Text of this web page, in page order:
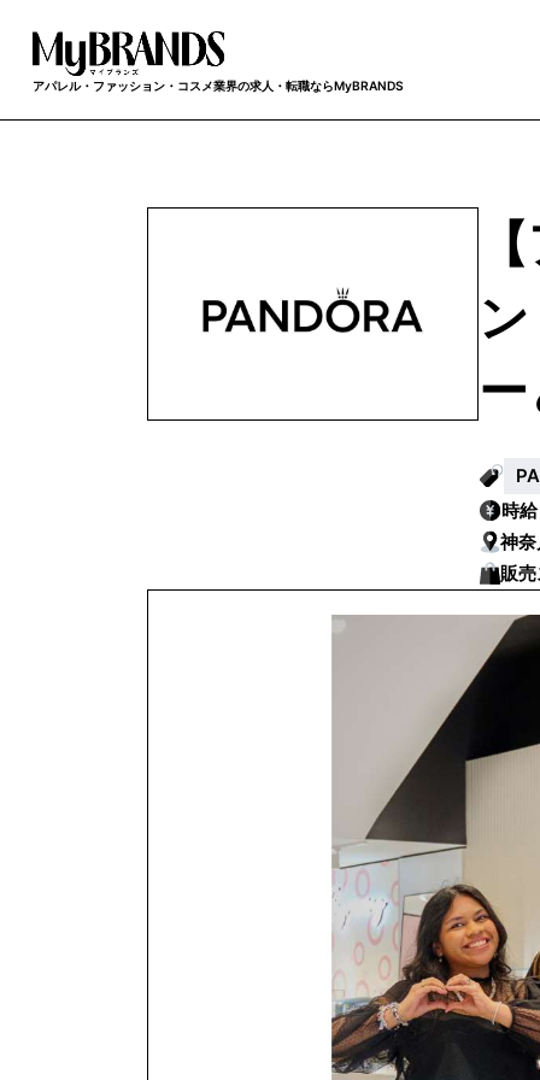
アパレル・ファッション・コスメ業界の求人・転職ならMyBRANDS
時
神
販